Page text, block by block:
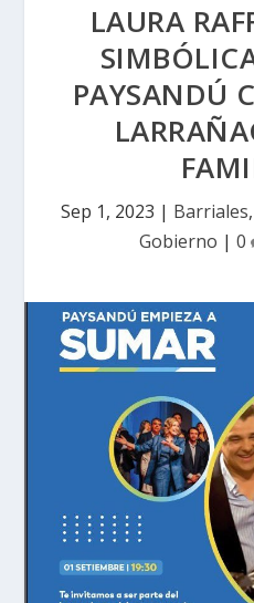
LAURA
PAYSANDÚ
Sep 1, 2023 | Barriales,
Gobierno | 0